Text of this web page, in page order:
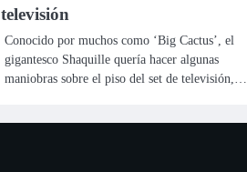
televisión
Conocido por muchos como ‘Big Cactus’, el
gigantesco Shaquille quería hacer algunas
maniobras sobre el piso del set de televisión,…